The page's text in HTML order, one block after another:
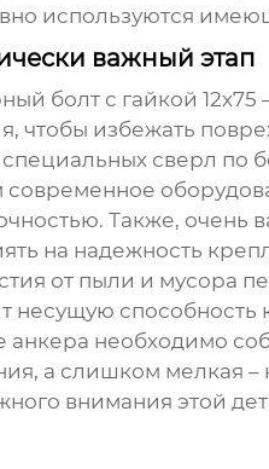
используются
важный этап
болт с гайкой 12х75
избежать
сверл по
Также,
на надежность
от пыли и мусора
несущую
анкера необходимо
а слишком мелкая –
внимания этой